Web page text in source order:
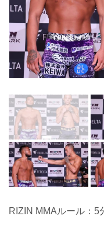
RIZIN MMAルール：5